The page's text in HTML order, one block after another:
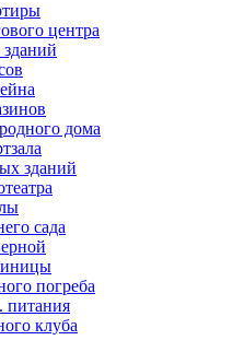
центра
дома
зданий
сада
погреба
питания
клуба